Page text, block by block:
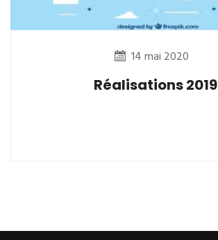
14 mai 2020
Réalisations 2019